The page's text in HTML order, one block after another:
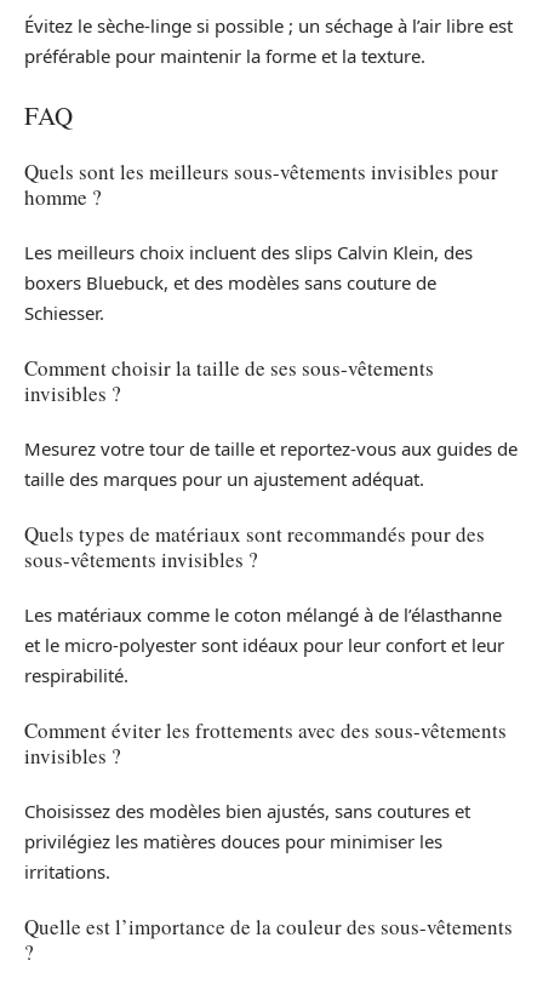
Évitez le sèche-linge si possible ; un séchage à l’air libre est
préférable pour maintenir la forme et la texture.
FAQ
Quels sont les meilleurs sous-vêtements invisibles pour
homme ?
Les meilleurs choix incluent des slips Calvin Klein, des
boxers Bluebuck, et des modèles sans couture de
Schiesser.
Comment choisir la taille de ses sous-vêtements
invisibles ?
Mesurez votre tour de taille et reportez-vous aux guides de
taille des marques pour un ajustement adéquat.
Quels types de matériaux sont recommandés pour des
sous-vêtements invisibles ?
Les matériaux comme le coton mélangé à de l’élasthanne
et le micro-polyester sont idéaux pour leur confort et leur
respirabilité.
Comment éviter les frottements avec des sous-vêtements
invisibles ?
Choisissez des modèles bien ajustés, sans coutures et
privilégiez les matières douces pour minimiser les
irritations.
Quelle est l’importance de la couleur des sous-vêtements
?